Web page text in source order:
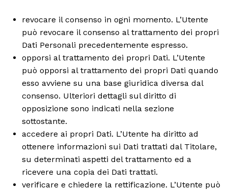
revocare il consenso in ogni momento. L’Utente
può revocare il consenso al trattamento dei propri
Dati Personali precedentemente espresso.
opporsi al trattamento dei propri Dati. L’Utente
può opporsi al trattamento dei propri Dati quando
esso avviene su una base giuridica diversa dal
consenso. Ulteriori dettagli sul diritto di
opposizione sono indicati nella sezione
sottostante.
accedere ai propri Dati. L’Utente ha diritto ad
ottenere informazioni sui Dati trattati dal Titolare,
su determinati aspetti del trattamento ed a
ricevere una copia dei Dati trattati.
verificare e chiedere la rettificazione. L’Utente può